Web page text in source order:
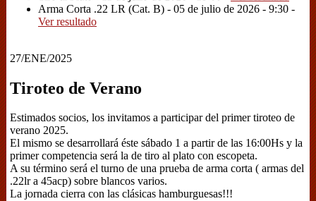
Arma Corta .22 LR (Cat. B) - 05 de julio de 2026 - 9:30 -
Ver resultado
27/ENE/2025
Tiroteo de Verano
Estimados socios, los invitamos a participar del primer tiroteo de
verano 2025.
El mismo se desarrollará éste sábado 1 a partir de las 16:00Hs y la
primer competencia será la de tiro al plato con escopeta.
A su término será el turno de una prueba de arma corta ( armas del
.22lr a 45acp) sobre blancos varios.
La jornada cierra con las clásicas hamburguesas!!!